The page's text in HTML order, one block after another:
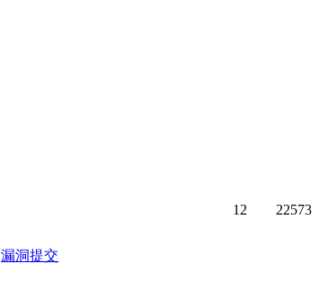
12 22573
漏洞提交